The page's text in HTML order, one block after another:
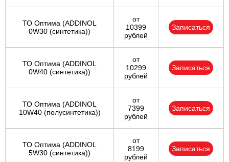
ТО Оптима (ADDINOL
0W30 (синтетика))
от
10399
рублей
Записаться
ТО Оптима (ADDINOL
0W40 (синтетика))
от
10299
рублей
Записаться
ТО Оптима (ADDINOL
10W40 (полусинтетика))
от
7399
рублей
Записаться
ТО Оптима (ADDINOL
5W30 (синтетика))
от
8199
рублей
Записаться